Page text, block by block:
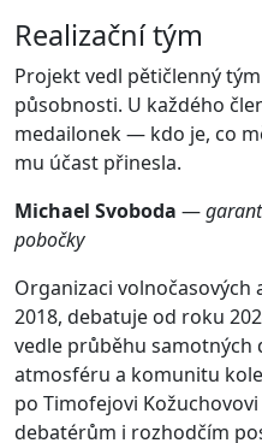
Realizační tým
Projekt vedl pětičlenný
působnosti. U každého
medailonek — kdo je, co
mu účast přinesla.
Michael Svoboda —
pobočky
Organizaci
2018, debatuje od roku
vedle průběhu samotných
atmosféru a komunitu
po Timofejovi
debatérům i rozhodčím